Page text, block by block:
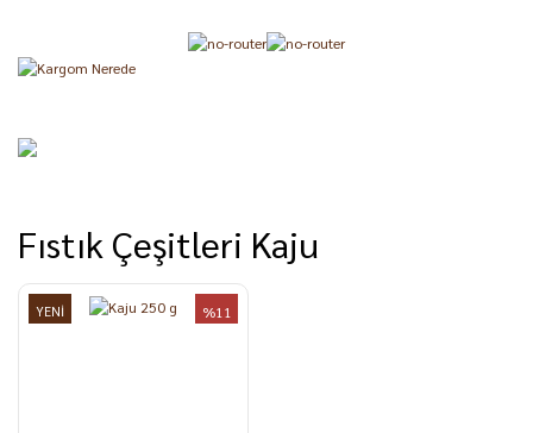
Fıstık Çeşitleri Kaju
%11
YENİ